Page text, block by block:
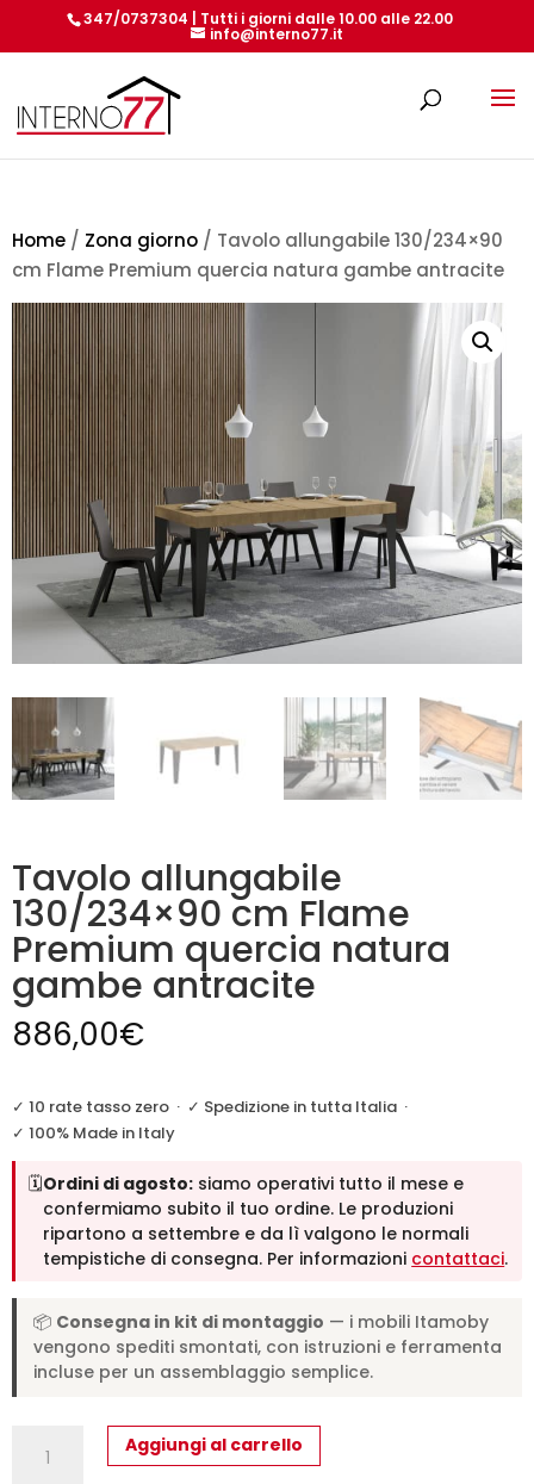
347/0737304 | Tutti i giorni dalle 10.00 alle 22.00
info@interno77.it
Home / Zona giorno / Tavolo allungabile 130/234×90
cm Flame Premium quercia natura gambe antracite
Tavolo allungabile
130/234×90 cm Flame
Premium quercia natura
gambe antracite
886,00€
✓ 10 rate tasso zero · ✓ Spedizione in tutta Italia ·
✓ 100% Made in Italy
🗓️Ordini di agosto: siamo operativi tutto il mese e
confermiamo subito il tuo ordine. Le produzioni
ripartono a settembre e da lì valgono le normali
tempistiche di consegna. Per informazioni contattaci.
📦 Consegna in kit di montaggio — i mobili Itamoby
vengono spediti smontati, con istruzioni e ferramenta
incluse per un assemblaggio semplice.
allungabile
Aggiungi al carrello